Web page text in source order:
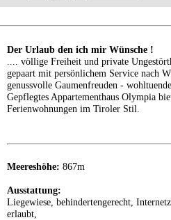
Der Urlaub den ich mir Wünsche !
.... völlige Freiheit und private
gepaart mit persönlichem Service nach
genussvolle Gaumenfreuden -
Gepflegtes Appartementhaus Olympia
Ferienwohnungen im Tiroler Stil.
Meereshöhe: 867m
Ausstattung:
Liegewiese, behindertengerecht,
erlaubt,